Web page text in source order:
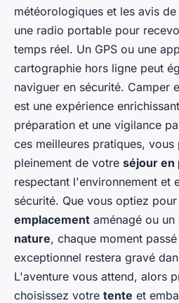
météorologiques et les avis
une radio portable pour
temps réel. Un GPS ou une
cartographie hors ligne peut
naviguer en sécurité. Camper
est une expérience
préparation et une vigilance
ces meilleures pratiques,
pleinement de votre séjour en
respectant l'environnement et
sécurité. Que vous optiez pour
emplacement aménagé ou un
nature, chaque moment
exceptionnel restera gravé
L'aventure vous attend, alors
choisissez votre tente et